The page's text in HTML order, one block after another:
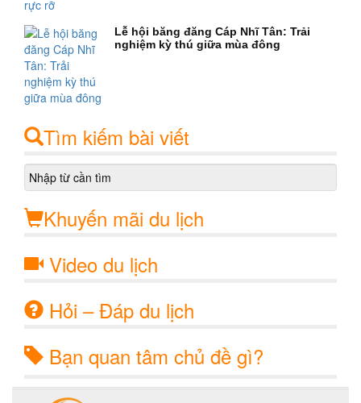
Lễ hội băng đăng Cáp Nhĩ Tân: Trải
nghiệm kỳ thú giữa mùa đông
Tìm kiếm bài viết
Khuyến mãi du lịch
Video du lịch
Hỏi – Đáp du lịch
Bạn quan tâm chủ đề gì?